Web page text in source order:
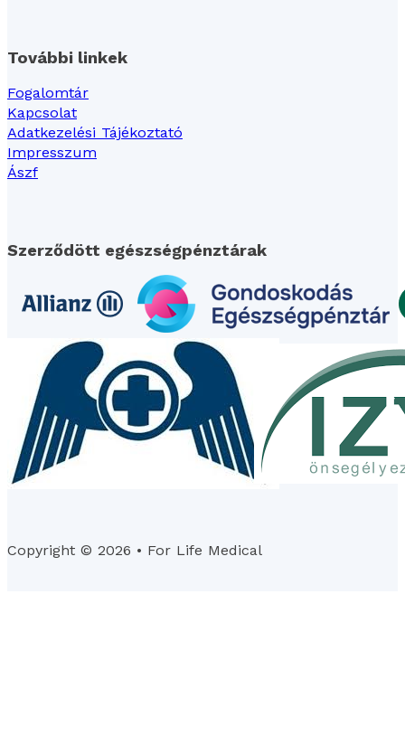
További linkek
Fogalomtár
Kapcsolat
Adatkezelési Tájékoztató
Impresszum
Ászf
Szerződött egészségpénztárak
Copyright © 2026 • For Life Medical